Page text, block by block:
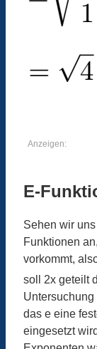
Anzeigen:
E-
Sehen wir
Funktionen
vorkommt,
soll 2x geteilt
das e eine
eingesetzt